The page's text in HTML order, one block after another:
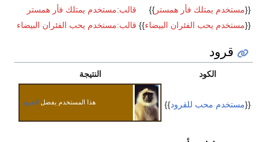
{{مستخدم يمتلك فأر همستر }}
قالب:مستخدم يمتلك فأر همستر
{{مستخدم يحب الفئران البيضاء}} قالب:مستخدم يحب الفئران البيضاء
قرود
الكود النتيجة
{{مستخدم محب للقرود}} هذا المستخدم يفضل القرود